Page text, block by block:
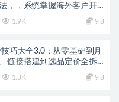
，，系统掌握海外客户开
1.9K 9.8
巧大全3.0；从零基础到月
链接搭建到选品定价全拆
1.3K 9.8